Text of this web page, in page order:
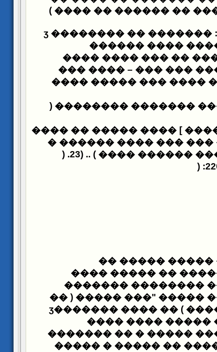
���� � ���� ���� ��
������� �� ���ӡ �����
������ ����
����
����� ����� ��� ���
����� – ������ ����
����� ��������
�������� ] ���� �����
������� ���� ��� ���
������ ���� ) .. (23
) .
) :
���� �������
�������� �������
�������� �������
������ ������ �����
����� ���
���ӡ����
���� ���� �����
������� �� � �����
����� � ����� ��